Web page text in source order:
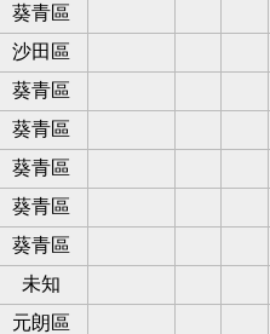
葵青區
沙田區
中學
葵青區
葵青區
葵青區
葵青區
葵青區
兒中心實習老師.
未知
練習和筆記 亦有課後問功課
元朗區